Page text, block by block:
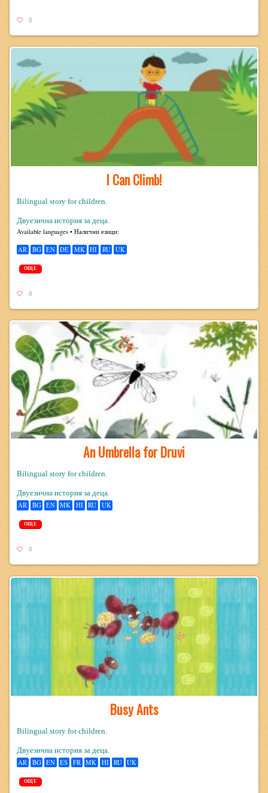
0
I Can Climb!
Bilingual story for children.
Двуезична история за деца.
Avail­able lan­guages • Налични езици:
AR BG EN DE MK HI RU UK
ОЩЕ
0
An Umbrella for Druvi
Bilingual story for children.
Двуезична история за деца.
AR BG EN MK HI RU UK
ОЩЕ
0
Busy Ants
Bilingual story for children.
Двуезична история за деца.
AR BG EN ES FR MK HI RU UK
ОЩЕ